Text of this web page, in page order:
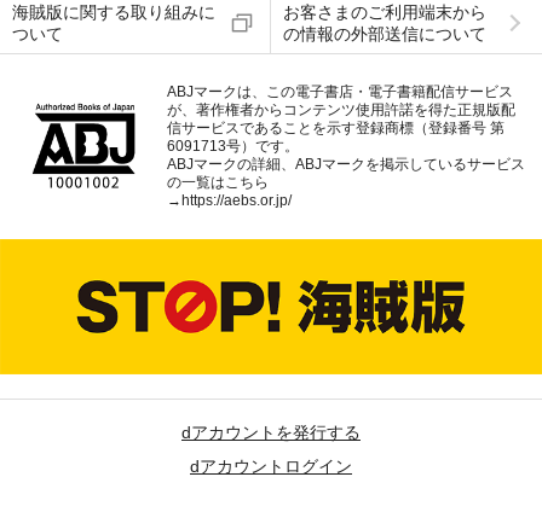
海賊版に関する取り組みに
ついて
お客さまのご利用端末から
の情報の外部送信について
ABJマークは、この電子書店・電子書籍配信サービス
が、著作権者からコンテンツ使用許諾を得た正規版配
信サービスであることを示す登録商標（登録番号 第
6091713号）です。
ABJマークの詳細、ABJマークを掲示しているサービス
の一覧はこちら
→https://aebs.or.jp/
dアカウントを発行する
dアカウントログイン